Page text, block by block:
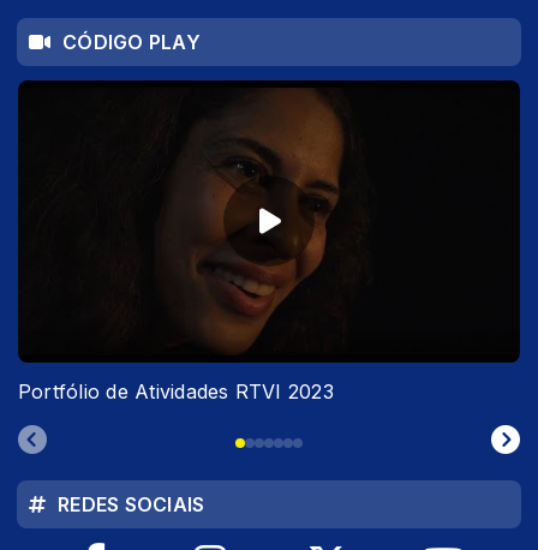
CÓDIGO PLAY
Portfólio de Atividades RTVI 2023
REDES SOCIAIS